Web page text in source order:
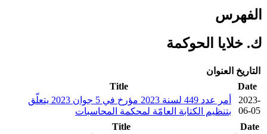
الفهرس
ك. خلايا الحوكمة
التاريخ العنوان
Date
Title
2023-
06-05
أمر عدد 449 لسنة 2023 مؤرخ في 5 جوان 2023 يتعلّق
بتنظيم الكتابة العامّة لمحكمة المحاسبات
Date
Title